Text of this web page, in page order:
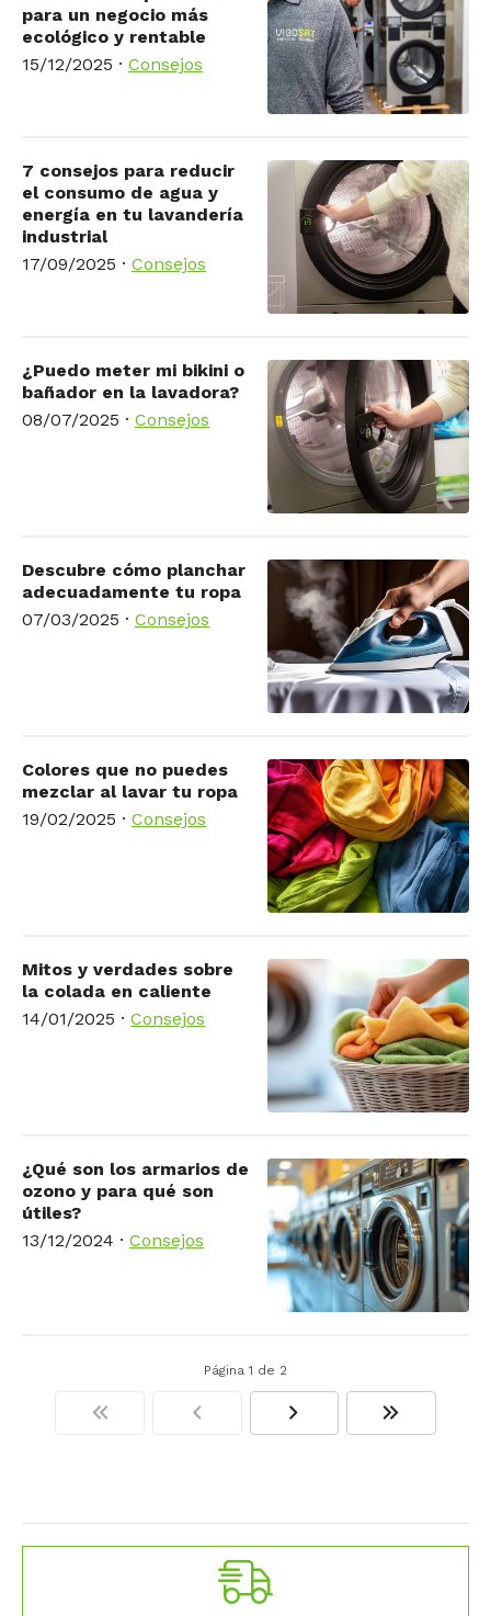
para un negocio más
ecológico y rentable
15/12/2025 · Consejos
7 consejos para reducir
el consumo de agua y
energía en tu lavandería
industrial
17/09/2025 · Consejos
¿Puedo meter mi bikini o
bañador en la lavadora?
08/07/2025 · Consejos
Descubre cómo planchar
adecuadamente tu ropa
07/03/2025 · Consejos
Colores que no puedes
mezclar al lavar tu ropa
19/02/2025 · Consejos
Mitos y verdades sobre
la colada en caliente
14/01/2025 · Consejos
¿Qué son los armarios de
ozono y para qué son
útiles?
13/12/2024 · Consejos
Página 1 de 2